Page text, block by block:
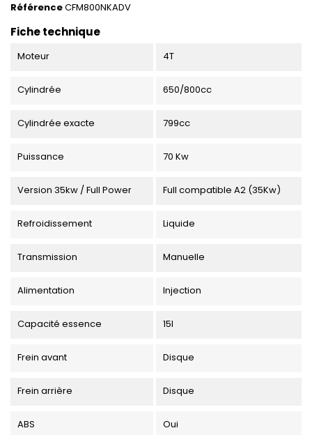
RéférenceCFM800NKADV
Fiche technique
Moteur 4T
Cylindrée 650/800cc
Cylindrée exacte 799cc
Puissance 70 Kw
Version 35kw / Full Power Full compatible A2 (35Kw)
Refroidissement Liquide
Transmission Manuelle
Alimentation Injection
Capacité essence 15l
Frein avant Disque
Frein arrière Disque
ABS Oui